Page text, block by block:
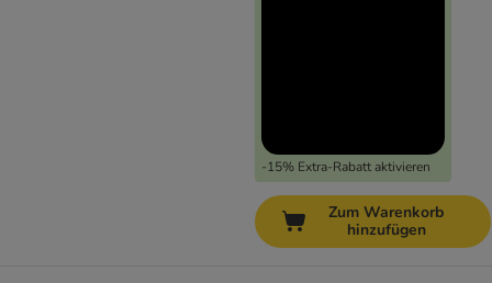
-15% Extra-Rabatt aktivieren
Zum Warenkorb
hinzufügen